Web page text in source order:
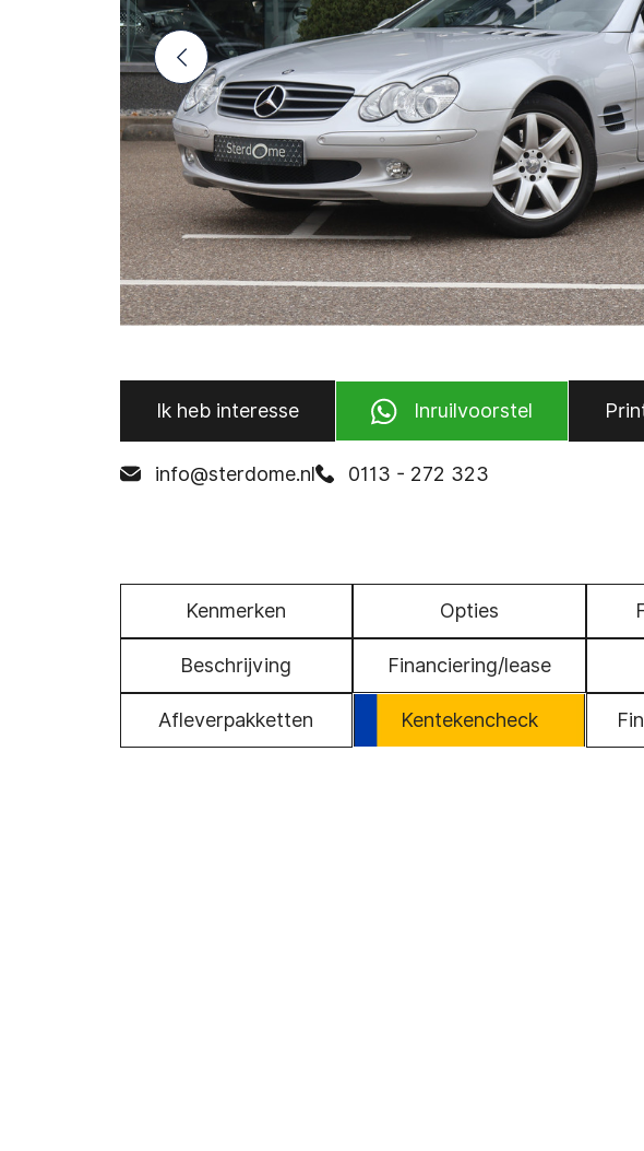
Ik heb interesse Inruilvoorstel
info@sterdome.nl 0113 - 272 323
Kenmerken Opties
Beschrijving Financiering/lease
Afleverpakketten Kentekencheck